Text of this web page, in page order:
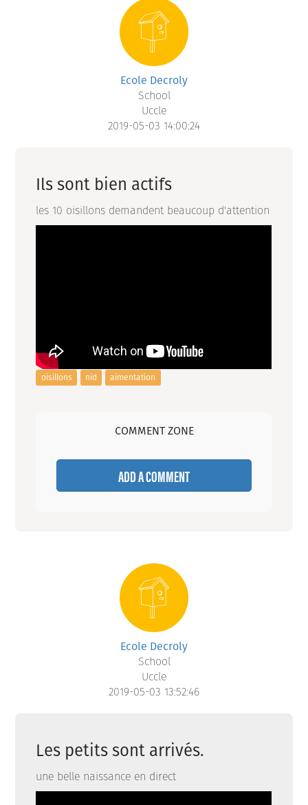
Ecole Decroly
School
Uccle
2019-05-03 14:00:24
Ils sont bien actifs
les 10 oisillons demandent beaucoup d'attention
oisillons nid aimentation
COMMENT ZONE
ADD A COMMENT
Ecole Decroly
School
Uccle
2019-05-03 13:52:46
Les petits sont arrivés.
une belle naissance en direct